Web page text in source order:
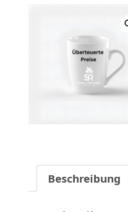
Beschreibung